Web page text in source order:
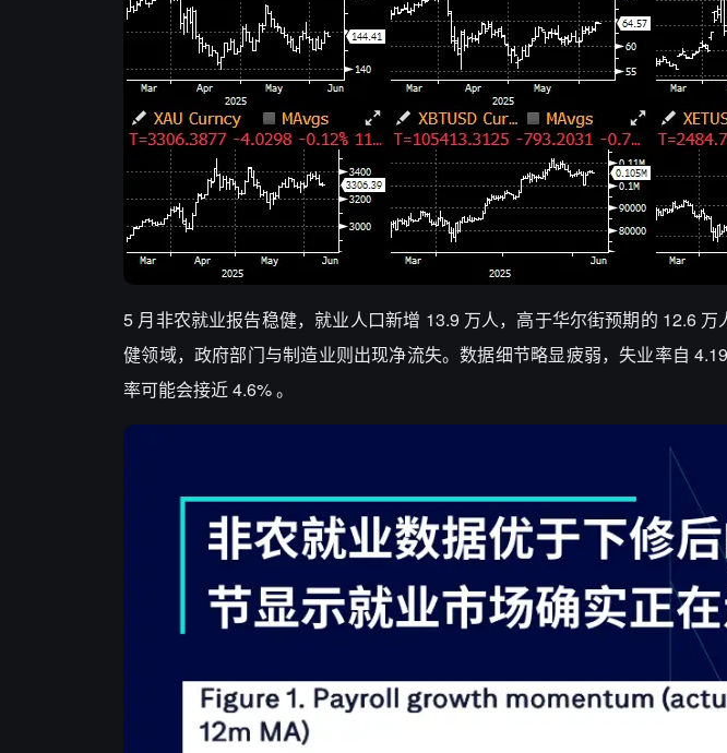
5 月非农就业报告稳健，就业人口新增 13.9 万人，高于华尔街预期的 12.6
健领域，政府部门与制造业则出现净流失。数据细节略显疲弱，失业率自
率可能会接近 4.6% 。